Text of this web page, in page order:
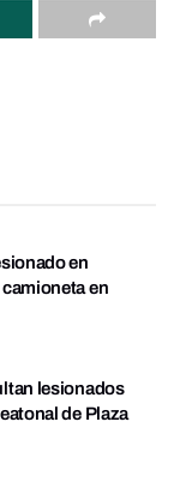
en
en
lesionados
de Plaza